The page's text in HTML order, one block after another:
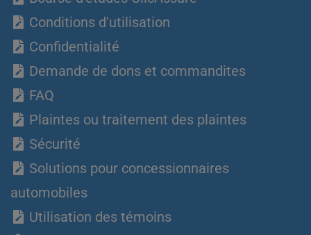
Conditions d'utilisation
Confidentialité
Demande de dons et commandites
FAQ
Plaintes ou traitement des plaintes
Sécurité
Solutions pour concessionnaires
automobiles
Utilisation des témoins